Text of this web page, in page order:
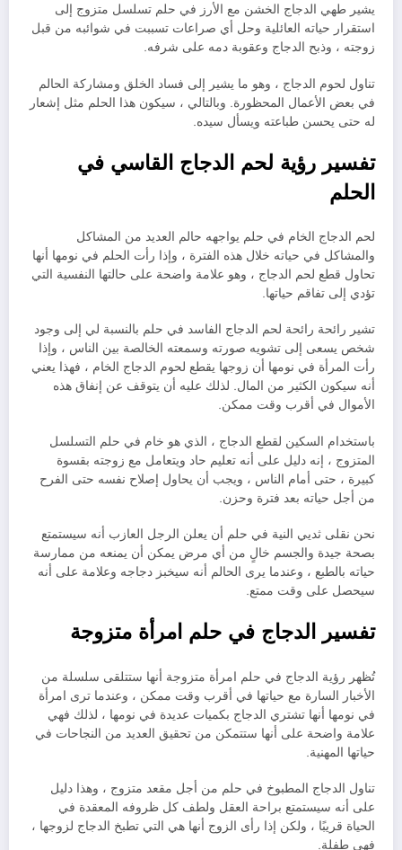
يشير طهي الدجاج الخشن مع الأرز في حلم تسلسل متزوج إلى
استقرار حياته العائلية وحل أي صراعات تسببت في شوائبه من قبل
زوجته ، وذبح الدجاج وعقوبة دمه على شرفه.
تناول لحوم الدجاج ، وهو ما يشير إلى فساد الخلق ومشاركة الحالم
في بعض الأعمال المحظورة. وبالتالي ، سيكون هذا الحلم مثل إشعار
له حتى يحسن طباعته ويسأل سيده.
تفسير رؤية لحم الدجاج القاسي في
الحلم
لحم الدجاج الخام في حلم يواجهه حالم العديد من المشاكل
والمشاكل في حياته خلال هذه الفترة ، وإذا رأت الحلم في نومها أنها
تحاول قطع لحم الدجاج ، وهو علامة واضحة على حالتها النفسية التي
تؤدي إلى تفاقم حياتها.
تشير رائحة رائحة لحم الدجاج الفاسد في حلم بالنسبة لي إلى وجود
شخص يسعى إلى تشويه صورته وسمعته الخالصة بين الناس ، وإذا
رأت المرأة في نومها أن زوجها يقطع لحوم الدجاج الخام ، فهذا يعني
أنه سيكون الكثير من المال. لذلك عليه أن يتوقف عن إنفاق هذه
الأموال في أقرب وقت ممكن.
باستخدام السكين لقطع الدجاج ، الذي هو خام في حلم التسلسل
المتزوج ، إنه دليل على أنه تعليم حاد ويتعامل مع زوجته بقسوة
كبيرة ، حتى أمام الناس ، ويجب أن يحاول إصلاح نفسه حتى الفرح
من أجل حياته بعد فترة وحزن.
نحن نقلى ثديي النية في حلم أن يعلن الرجل العازب أنه سيستمتع
بصحة جيدة والجسم خالٍ من أي مرض يمكن أن يمنعه من ممارسة
حياته بالطبع ، وعندما يرى الحالم أنه سيخبز دجاجه وعلامة على أنه
سيحصل على وقت ممتع.
تفسير الدجاج في حلم امرأة متزوجة
تُظهر رؤية الدجاج في حلم امرأة متزوجة أنها ستتلقى سلسلة من
الأخبار السارة مع حياتها في أقرب وقت ممكن ، وعندما ترى امرأة
في نومها أنها تشتري الدجاج بكميات عديدة في نومها ، لذلك فهي
علامة واضحة على أنها ستتمكن من تحقيق العديد من النجاحات في
حياتها المهنية.
تناول الدجاج المطبوخ في حلم من أجل مقعد متزوج ، وهذا دليل
على أنه سيستمتع براحة العقل ولطف كل ظروفه المعقدة في
الحياة قريبًا ، ولكن إذا رأى الزوج أنها هي التي تطبخ الدجاج لزوجها ،
فهي طفلة.